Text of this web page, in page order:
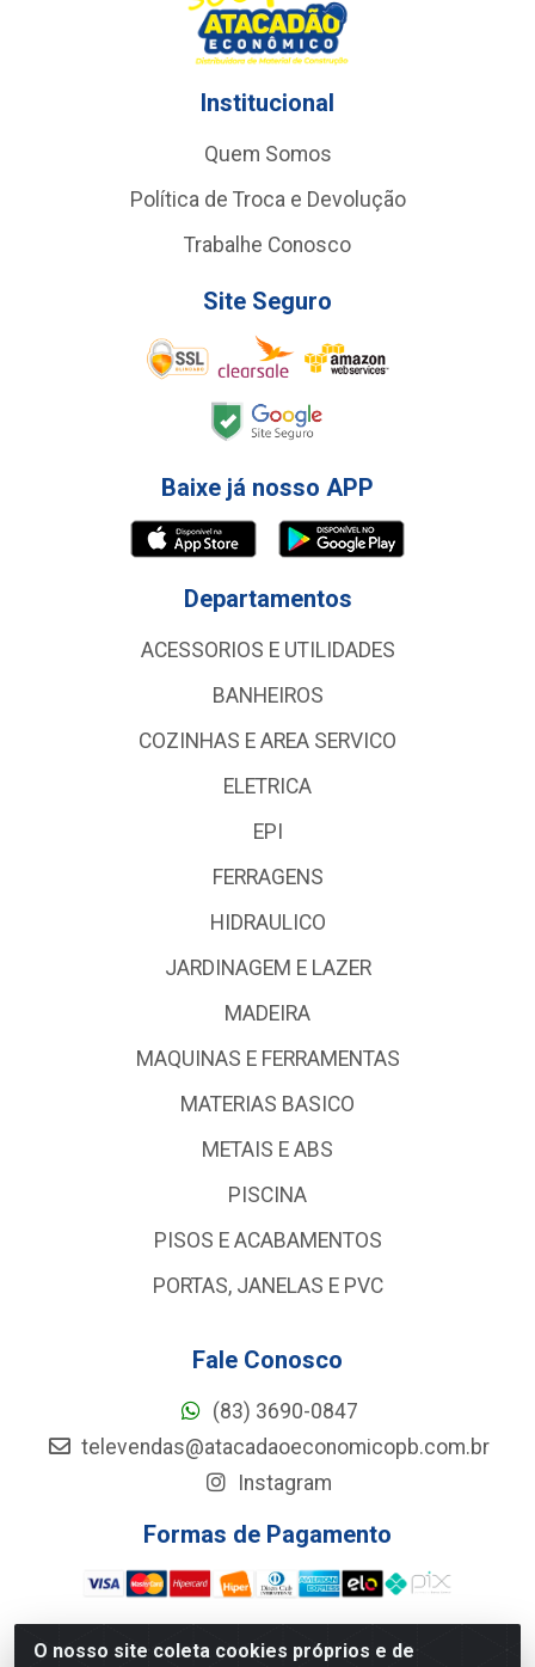
O nosso site coleta cookies próprios e de
Institucional
Quem Somos
Política de Troca e Devolução
Trabalhe Conosco
Site Seguro
Baixe já nosso APP
Departamentos
ACESSORIOS E UTILIDADES
BANHEIROS
COZINHAS E AREA SERVICO
ELETRICA
EPI
FERRAGENS
HIDRAULICO
JARDINAGEM E LAZER
MADEIRA
MAQUINAS E FERRAMENTAS
MATERIAS BASICO
METAIS E ABS
PISCINA
PISOS E ACABAMENTOS
PORTAS, JANELAS E PVC
Fale Conosco
(83) 3690-0847
televendas@atacadaoeconomicopb.com.br
Instagram
Formas de Pagamento